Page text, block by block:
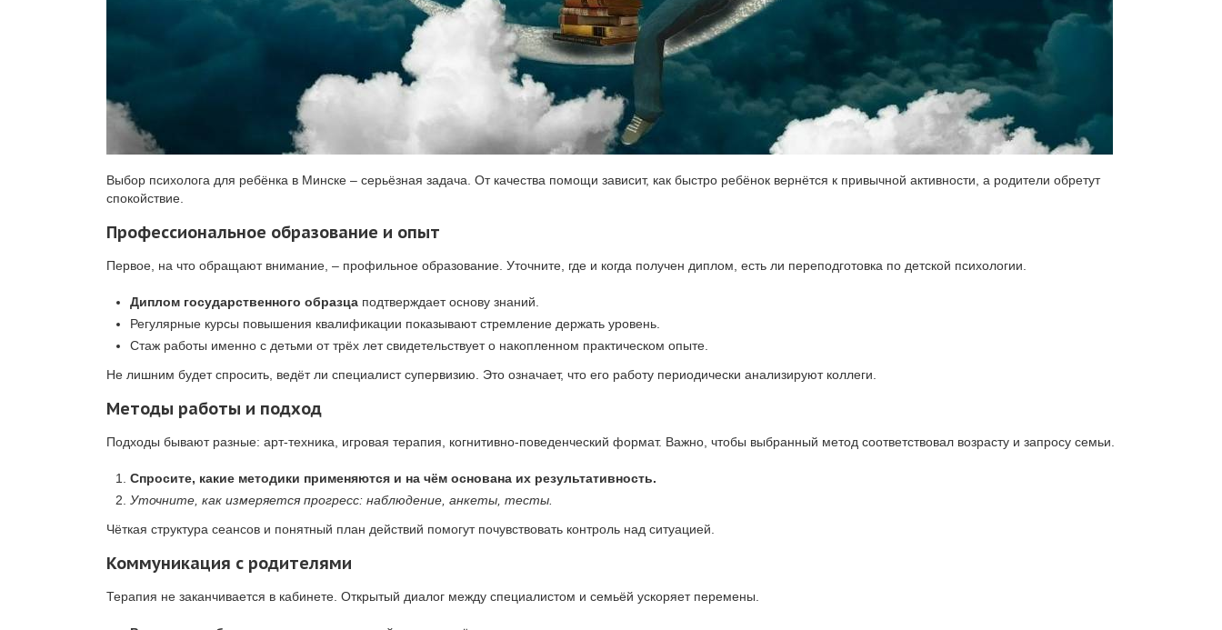
Выбор психолога для ребёнка в Минске – серьёзная задача. От качества помощи зависит, как быстро ребёнок вернётся к привычной активности, а родители обретут
спокойствие.
Профессиональное образование и опыт
Первое, на что обращают внимание, – профильное образование. Уточните, где и когда получен диплом, есть ли переподготовка по детской психологии.
Диплом государственного образца подтверждает основу знаний.
Регулярные курсы повышения квалификации показывают стремление держать уровень.
Стаж работы именно с детьми от трёх лет свидетельствует о накопленном практическом опыте.
Не лишним будет спросить, ведёт ли специалист супервизию. Это означает, что его работу периодически анализируют коллеги.
Методы работы и подход
Подходы бывают разные: арт-техника, игровая терапия, когнитивно-поведенческий формат. Важно, чтобы выбранный метод соответствовал возрасту и запросу семьи.
Спросите, какие методики применяются и на чём основана их результативность.
Уточните, как измеряется прогресс: наблюдение, анкеты, тесты.
Чёткая структура сеансов и понятный план действий помогут почувствовать контроль над ситуацией.
Коммуникация с родителями
Терапия не заканчивается в кабинете. Открытый диалог между специалистом и семьёй ускоряет перемены.